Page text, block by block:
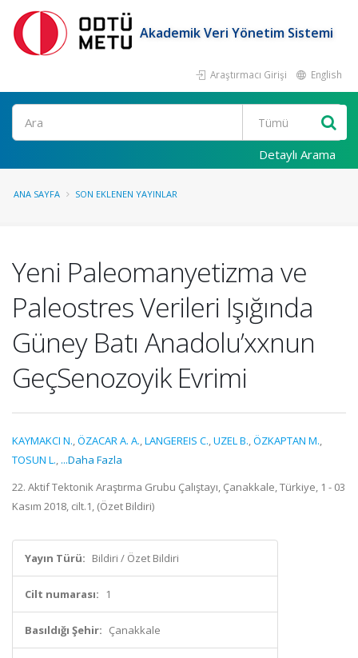
Akademik Veri Yönetim Sistemi
Araştırmacı Girişi English
Ara
Detaylı Arama
ANA SAYFA SON EKLENEN YAYINLAR
Yeni Paleomanyetizma ve
Paleostres Verileri Işığında
Güney Batı Anadolu’xxnun
GeçSenozoyik Evrimi
KAYMAKCI N.,ÖZACAR A. A.,LANGEREIS C.,UZEL B.,ÖZKAPTAN M.,
TOSUN L., ...Daha Fazla
22. Aktif Tektonik Araştırma Grubu Çalıştayı, Çanakkale, Türkiye, 1 - 03
Kasım 2018, cilt.1, (Özet Bildiri)
Yayın Türü: Bildiri / Özet Bildiri
Cilt numarası: 1
Basıldığı Şehir: Çanakkale